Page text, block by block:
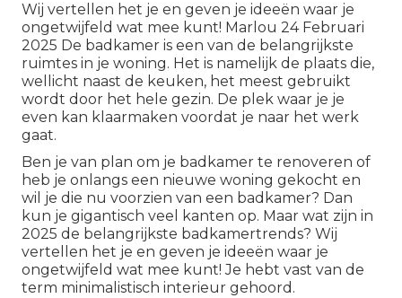
Wij vertellen het je en geven je ideeën waar je
ongetwijfeld wat mee kunt! Marlou 24 Februari
2025 De badkamer is een van de belangrijkste
ruimtes in je woning. Het is namelijk de plaats die,
wellicht naast de keuken, het meest gebruikt
wordt door het hele gezin. De plek waar je je
even kan klaarmaken voordat je naar het werk
gaat.
Ben je van plan om je badkamer te renoveren of
heb je onlangs een nieuwe woning gekocht en
wil je die nu voorzien van een badkamer? Dan
kun je gigantisch veel kanten op. Maar wat zijn in
2025 de belangrijkste badkamertrends? Wij
vertellen het je en geven je ideeën waar je
ongetwijfeld wat mee kunt! Je hebt vast van de
term minimalistisch interieur gehoord.